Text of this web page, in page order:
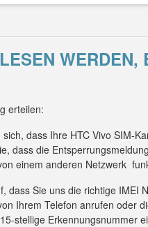
WERDEN,
erteilen:
sich, dass Ihre HTC Vivo SIM-
dass die
einem anderen Netzwerk
dass Sie uns die richtige IMEI
Ihrem Telefon anrufen oder
stellige Erkennungsnummer